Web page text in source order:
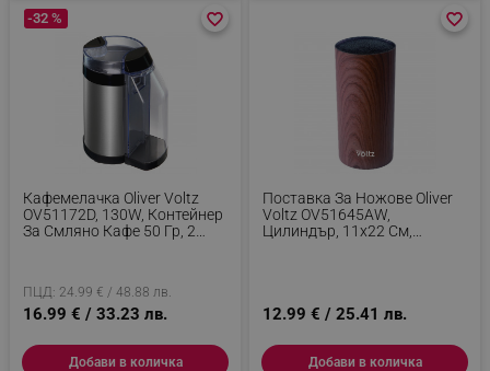
Кафемелачка Oliver Voltz
OV51172D, 130W, Контейнер
За Смляно Кафе 50 Гр, 2
-32 %
ПЦД: 24.99 € / 48.88 лв.
16.99 € / 33.23 лв.
favorite_border
favorite_border
Добави в количка
Поставка За Ножове Oliver
Voltz OV51645AW,
Цилиндър, 11х22 См,
12.99 € / 25.41 лв.
favorite_border
favorite_border
Добави в количка